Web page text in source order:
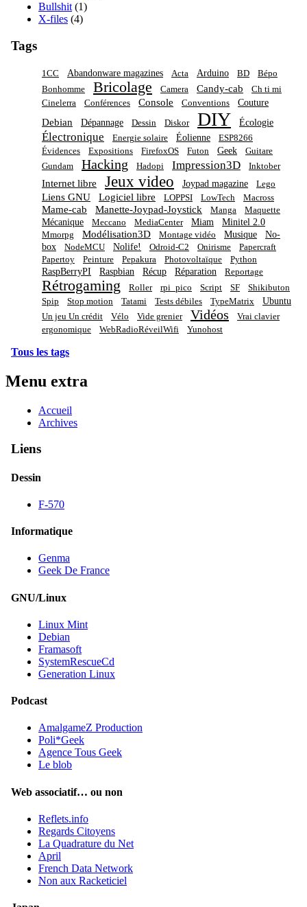
Bullshit (1)
X-files (4)
Tags
1CC Abandonware magazines Acta Arduino BD
Bépo
Bonhomme
Bricolage Camera Candy-cab
Ch ti mi
Cinelerra
Conférences Console Conventions Couture
Debian Dépannage Dessin Diskor DIY Écologie
Électronique Energie solaire Éolienne
ESP8266
Évidences
Expositions FirefoxOS Futon Geek
Guitare
Gundam
Hacking Hadopi Impression3D Inktober
Internet libre Jeux video Joypad magazine Lego
Liens GNU Logiciel libre LOPPSI LowTech Macross
Mame-cab Manette-Joypad-Joystick Manga Maquette
Mécanique Meccano MediaCenter Miam Minitel 2.0
Mmorpg Modélisation3D Montage vidéo Musique
No-
box
NodeMCU Nolife! Odroid-C2 Onirisme
Papercraft
Papertoy
Peinture Pepakura Photovoltaïque Python
RaspBerryPI Raspbian Récup Réparation Reportage
Rétrogaming Roller rpi_pico Script SF
Shikibuton
Spip
Stop motion Tatami Tests débiles TypeMatrix Ubuntu
Un jeu Un crédit Vélo Vide grenier Vidéos
Vrai clavier
ergonomique
WebRadioRéveilWifi Yunohost
Tous les tags
Menu extra
Accueil
Archives
Liens
Dessin
F-570
Informatique
Genma
Geek De France
GNU/Linux
Linux Mint
Debian
Framasoft
SystemRescueCd
Generation Linux
Podcast
AmalgameZ Production
Poli*Geek
Agence Tous Geek
Le blob
Web associatif… ou non
Reflets.info
Regards Citoyens
La Quadrature du Net
April
French Data Network
Non aux Racketiciel